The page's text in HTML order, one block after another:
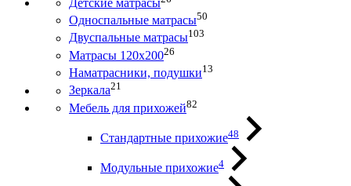
Детские матрасы
Односпальные матрасы50
Двуспальные матрасы103
Матрасы 120х20026
Наматрасники, подушки13
Зеркала21
Мебель для прихожей82
Стандартные прихожие48
Модульные прихожие4